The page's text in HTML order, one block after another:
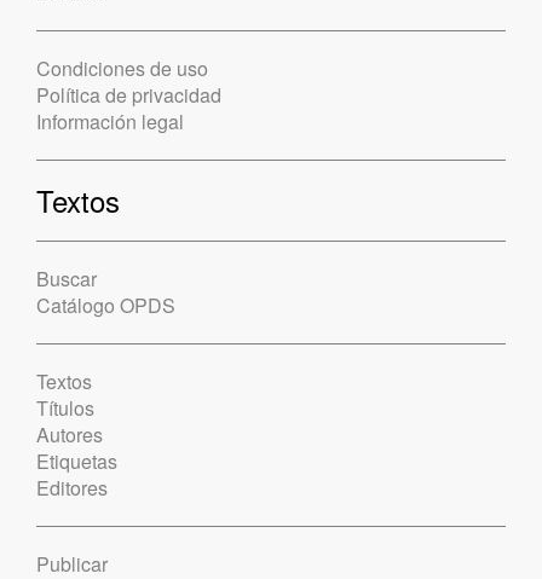
Condiciones de uso
Política de privacidad
Información legal
Textos
Buscar
Catálogo OPDS
Textos
Títulos
Autores
Etiquetas
Editores
Publicar